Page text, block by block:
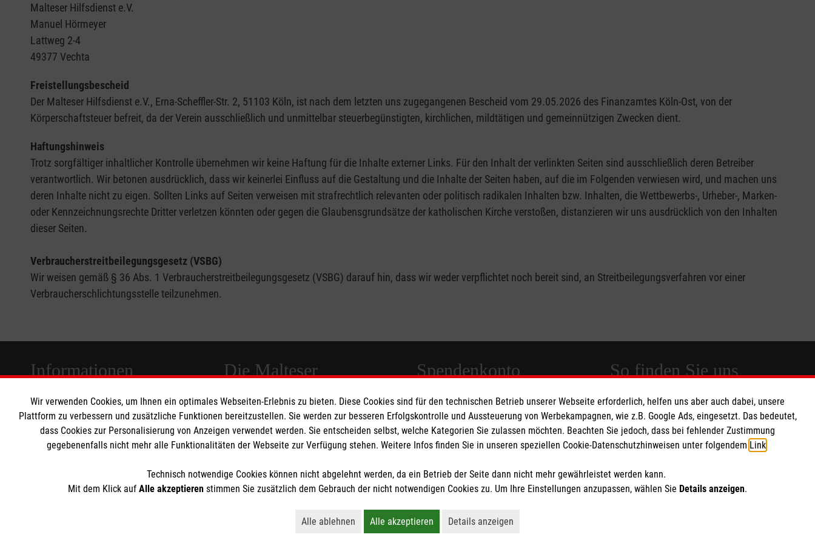
Malteser Hilfsdienst e.V.
Manuel Hörmeyer
Lattweg 2-4
49377 Vechta
Freistellungsbescheid
Der Malteser Hilfsdienst e.V., Erna-Scheffler-Str. 2, 51103 Köln, ist nach dem letzten uns zugegangenen Bescheid vom 29.05.2026 des Finanzamtes Köln-Ost, von der
Körperschaftsteuer befreit, da der Verein ausschließlich und unmittelbar steuerbegünstigten, kirchlichen, mildtätigen und gemeinnützigen Zwecken dient.
Haftungshinweis
Trotz sorgfältiger inhaltlicher Kontrolle übernehmen wir keine Haftung für die Inhalte externer Links. Für den Inhalt der verlinkten Seiten sind ausschließlich deren Betreiber
verantwortlich. Wir betonen ausdrücklich, dass wir keinerlei Einfluss auf die Gestaltung und die Inhalte der Seiten haben, auf die im Folgenden verwiesen wird, und machen uns
deren Inhalte nicht zu eigen. Sollten Links auf Seiten verweisen mit strafrechtlich relevanten oder politisch radikalen Inhalten bzw. Inhalten, die Wettbewerbs-, Urheber-, Marken-
oder Kennzeichnungsrechte Dritter verletzen könnten oder gegen die Glaubensgrundsätze der katholischen Kirche verstoßen, distanzieren wir uns ausdrücklich von den Inhalten
dieser Seiten.
Verbraucherstreitbeilegungsgesetz (VSBG)
Wir weisen gemäß § 36 Abs. 1 Verbraucherstreitbeilegungsgesetz (VSBG) darauf hin, dass wir weder verpflichtet noch bereit sind, an Streitbeilegungsverfahren vor einer
Verbraucherschlichtungsstelle teilzunehmen.
Informationen
Impressum
Datenschutz
Barrierefreiheit
Die Malteser
Malteser in Deutschland
Malteserorden
Sharepoint
Spendenkonto
Empfänger: Malteser Hilfsdienst e.V.
Bank: Pax-Bank für Kirche und Caritas eG
IBAN: DE49370601201201225015
So finden Sie uns
Lattweg 2-4
49377 Vechta
Telefon: 04441-9250-0
Wir verwenden Cookies, um Ihnen ein optimales Webseiten-Erlebnis zu bieten. Diese Cookies sind für den technischen Betrieb unserer Webseite erforderlich, helfen uns aber auch dabei, unsere
Plattform zu verbessern und zusätzliche Funktionen bereitzustellen. Sie werden zur besseren Erfolgskontrolle und Aussteuerung von Werbekampagnen, wie z.B. Google Ads, eingesetzt. Das bedeutet,
dass Cookies zur Personalisierung von Anzeigen verwendet werden. Sie entscheiden selbst, welche Kategorien Sie zulassen möchten. Beachten Sie jedoch, dass bei fehlender Zustimmung
gegebenenfalls nicht mehr alle Funktionalitäten der Webseite zur Verfügung stehen. Weitere Infos finden Sie in unseren speziellen Cookie-Datenschutzhinweisen unter folgendem Link
Technisch notwendige Cookies können nicht abgelehnt werden, da ein Betrieb der Seite dann nicht mehr gewährleistet werden kann.
Mit dem Klick auf Alle akzeptieren stimmen Sie zusätzlich dem Gebrauch der nicht notwendigen Cookies zu. Um Ihre Einstellungen anzupassen, wählen Sie Details anzeigen.
Alle ablehnen
Lehnt alle nicht-essentiellen Cookies ab
Alle akzeptieren
Akzeptiert alle Cookies einschließlich Marketing und Analyse
Details anzeigen